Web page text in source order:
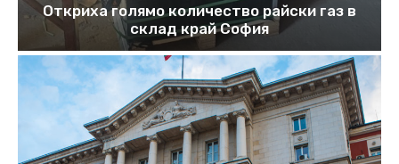
Откриха голямо количество райски газ в
склад край София